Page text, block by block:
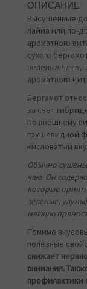
ОПИСАНИЕ
Высушенные
лайма или по-
ароматного
сухого
зеленым чаем,
ароматного
Бергамот
за счет
По внешнему
грушевидной
кисловатым
Обычно
чаю. Он
которые
зеленые,
мягкую
Помимо
полезные
снижает
внимания.
профилактики